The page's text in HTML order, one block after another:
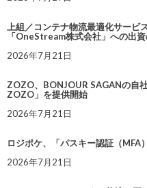
上組／コンテナ物流最適化サービ
「OneStream株式会社」への出
2026年7月21日
ZOZO、BONJOUR SAGANの自
ZOZO」を提供開始
2026年7月21日
ロジポケ、「パスキー認証（MFA
2026年7月21日